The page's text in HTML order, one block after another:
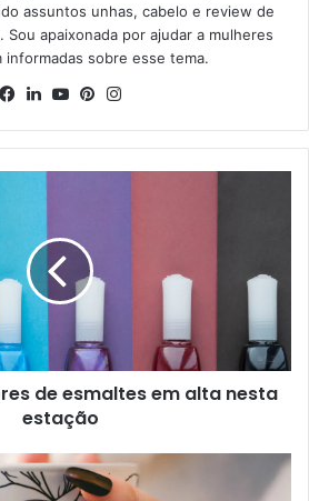
assuntos unhas, cabelo e review de
apaixonada por ajudar a mulheres
informadas sobre esse tema.
Facebook
Linkedin
YouTubePinterest
de esmaltes em alta nesta
estação